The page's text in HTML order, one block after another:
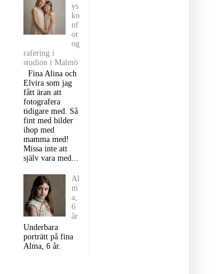
ys
ko
nf
ot
og
rafering i
studion i Malmö
Fina Alina och
Elvira som jag
fått äran att
fotografera
tidigare med. Så
fint med bilder
ihop med
mamma med!
Missa inte att
själv vara med...
Al
m
a,
6
år
Underbara
porträtt på fina
Alma, 6 år.